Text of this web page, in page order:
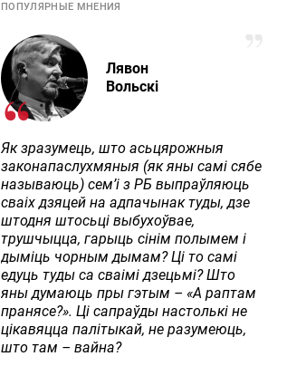
ПОПУЛЯРНЫЕ МНЕНИЯ
Лявон
Вольскі
Як зразумець, што асьцярожныя
законапаслухмяныя (як яны самі сябе
называюць) сем’і з РБ выпраўляюць
сваіх дзяцей на адпачынак туды, дзе
штодня штосьці выбухоўвае,
трушчыцца, гарыць сінім полымем і
дыміць чорным дымам? Ці то самі
едуць туды са сваімі дзецьмі? Што
яны думаюць пры гэтым – «А раптам
пранясе?». Ці сапраўды настолькі не
цікавяцца палітыкай, не разумеюць,
што там – вайна?